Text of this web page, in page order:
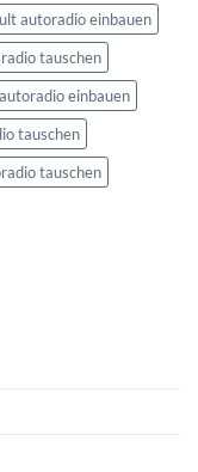
autoradio einbauen
tauschen
einbauen
tauschen
tauschen